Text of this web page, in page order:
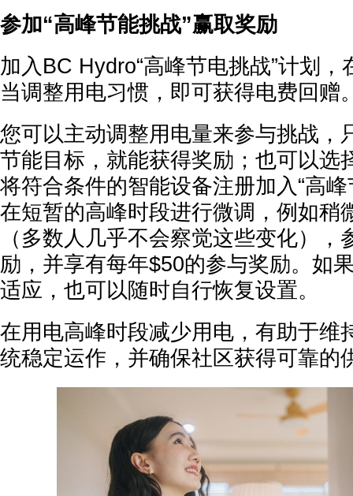
参加“高峰节能挑战”赢取奖励
加入BC Hydro“高峰节电挑战”计划，
当调整用电习惯，即可获得电费回赠
您可以主动调整用电量来参与挑战，
节能目标，就能获得奖励；也可以选
将符合条件的智能设备注册加入“高
在短暂的高峰时段进行微调，例如稍
（多数人几乎不会察觉这些变化）
励，并享有每年$50的参与奖励。如
适应，也可以随时自行恢复设置。
在用电高峰时段减少用电，有助于维
统稳定运作，并确保社区获得可靠的